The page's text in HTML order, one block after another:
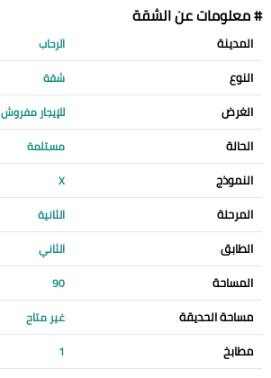
# معلومات عن الشقة
المدينة الرحاب
النوع شقة
الغرض للإيجار مفروش
الحالة مستلمة
النموذج X
المرحلة الثانية
الطابق الثاني
المساحة 90
مساحة الحديقة غير متاح
مطابخ 1